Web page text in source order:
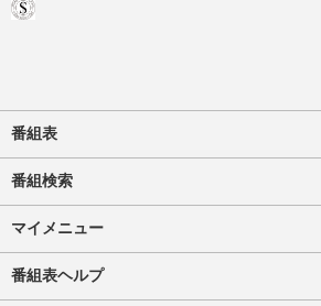
番組表
番組検索
マイメニュー
番組表ヘルプ